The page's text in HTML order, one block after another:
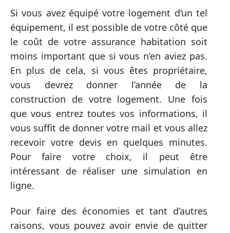
Si vous avez équipé votre logement d’un tel
équipement, il est possible de votre côté que
le coût de votre assurance habitation soit
moins important que si vous n’en aviez pas.
En plus de cela, si vous êtes propriétaire,
vous devrez donner l’année de la
construction de votre logement. Une fois
que vous entrez toutes vos informations, il
vous suffit de donner votre mail et vous allez
recevoir votre devis en quelques minutes.
Pour faire votre choix, il peut être
intéressant de réaliser une simulation en
ligne.
Pour faire des économies et tant d’autres
raisons, vous pouvez avoir envie de quitter